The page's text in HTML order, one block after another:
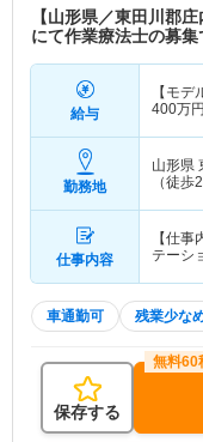
【山形県／東田川郡
にて作業療法士の募集
給与
【モデ
400万
勤務地
山形県
（徒
仕事内容
【仕
テーシ
車通勤可 残業少な
保存する